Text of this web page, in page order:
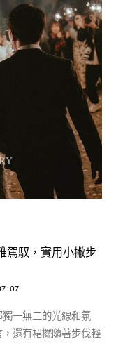
駕馭，實用小撇步
07
一無二的光線和氛
還有裙擺隨著步伐輕